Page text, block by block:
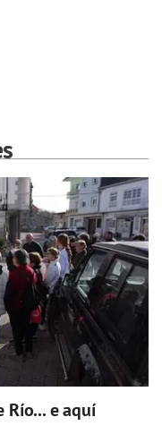
Río... e aquí